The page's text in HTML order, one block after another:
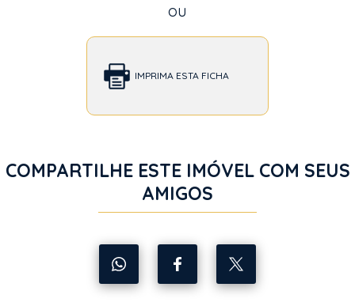
ou
IMPRIMA ESTA FICHA
COMPARTILHE ESTE IMÓVEL COM SEUS
AMIGOS